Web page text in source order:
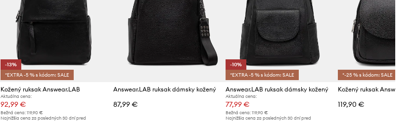
-13%
*EXTRA -5 % s kódom: SALE
Kožený ruksak Answear.LAB
Aktuálna cena:
92,99 €
Bežná cena: 119,90 €
Najnižšia cena za posledných 30 dní pred
Answear.LAB ruksak dámsky kožený
87,99 €
-10%
*EXTRA -5 % s kódom: SALE
Answear.LAB ruksak dámsky kožený
Aktuálna cena:
77,99 €
Bežná cena:119,90 €
Najnižšia cena za posledných 30 dní pred
*-25 % s kódom: SALE
Kožený ruksak
119,90 €